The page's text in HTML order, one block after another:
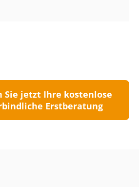
Sie jetzt Ihre kostenlose
Erstberatung